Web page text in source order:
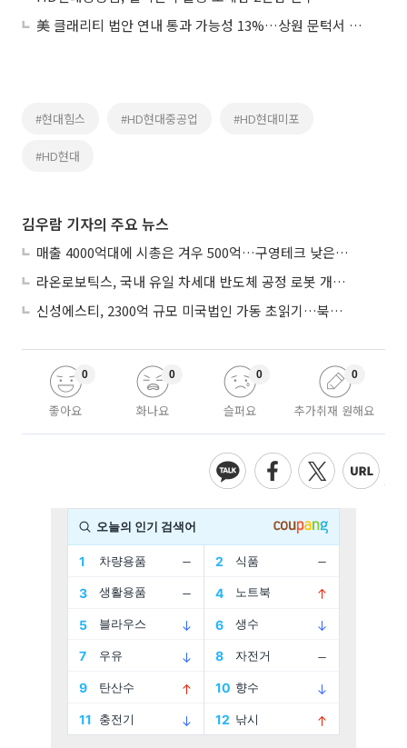
美 클래리티 법안 연내 통과 가능성 13%…상원 문턱서 제동
#현대힘스 #HD현대중공업 #HD현대미포
#HD현대
김우람 기자의 주요 뉴스
매출 4000억대에 시총은 겨우 500억…구영테크 낮은 몸값에 저가 승계 마무리
라온로보틱스, 국내 유일 차세대 반도체 공정 로봇 개발 ‘고객사 테스트 진행’
신성에스티, 2300억 규모 미국법인 가동 초읽기…북미 ESS 공략 본격화
좋아요
0
화나요
0
슬퍼요
0
추가취재 원해요
0